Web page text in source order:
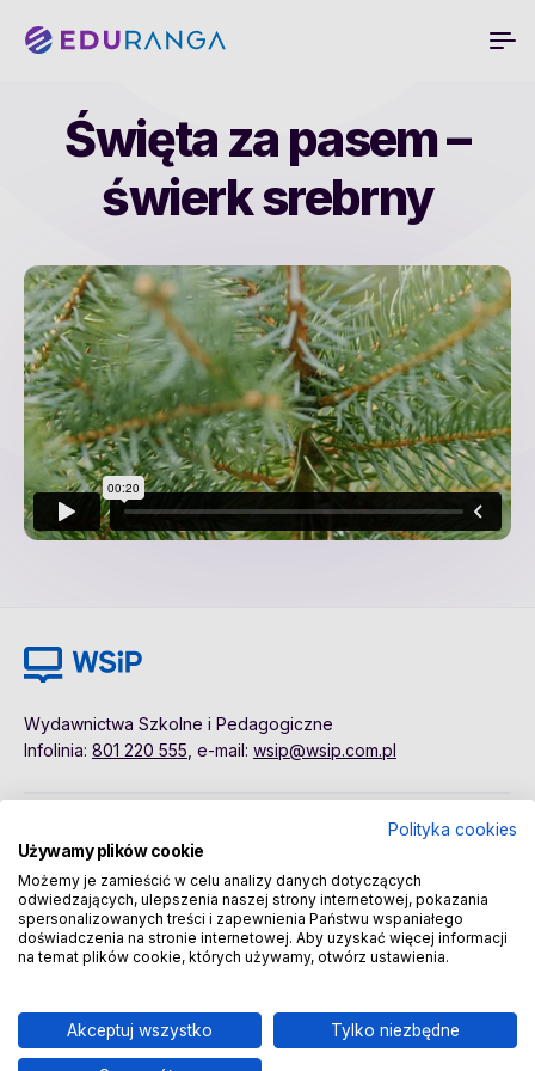
Święta za pasem –
świerk srebrny
Wydawnictwa Szkolne i Pedagogiczne
Infolinia: 801 220 555 , e-mail: wsip@wsip.com.pl
Dane osobowe
Regulamin
Pierwsze kroki
Sklep
Polityka cookies
Używamy plików cookie
Możemy je zamieścić w celu analizy danych dotyczących
odwiedzających, ulepszenia naszej strony internetowej, pokazania
spersonalizowanych treści i zapewnienia Państwu wspaniałego
doświadczenia na stronie internetowej. Aby uzyskać więcej informacji
na temat plików cookie, których używamy, otwórz ustawienia.
Akceptuj wszystko Tylko niezbędne